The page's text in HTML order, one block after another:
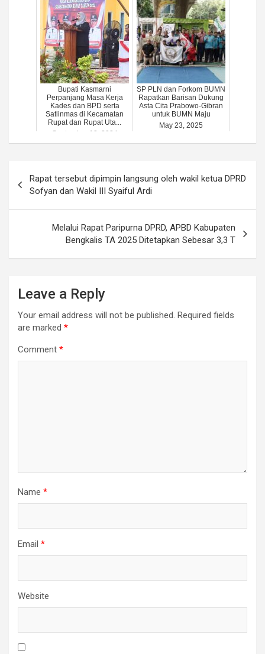
Bupati Kasmarni
Perpanjang Masa Kerja
Kades dan BPD serta
Satlinmas di Kecamatan
Rupat dan Rupat Uta...
September 12, 2024
SP PLN dan Forkom BUMN
Rapatkan Barisan Dukung
Asta Cita Prabowo-Gibran
untuk BUMN Maju
May 23, 2025
navigation
Rapat tersebut dipimpin langsung oleh wakil ketua DPRD
Sofyan dan Wakil III Syaiful Ardi
Melalui Rapat Paripurna DPRD, APBD Kabupaten
Bengkalis TA 2025 Ditetapkan Sebesar 3,3 T
Leave a Reply
Your email address will not be published. Required fields
are marked *
Comment *
Name *
Email *
Website